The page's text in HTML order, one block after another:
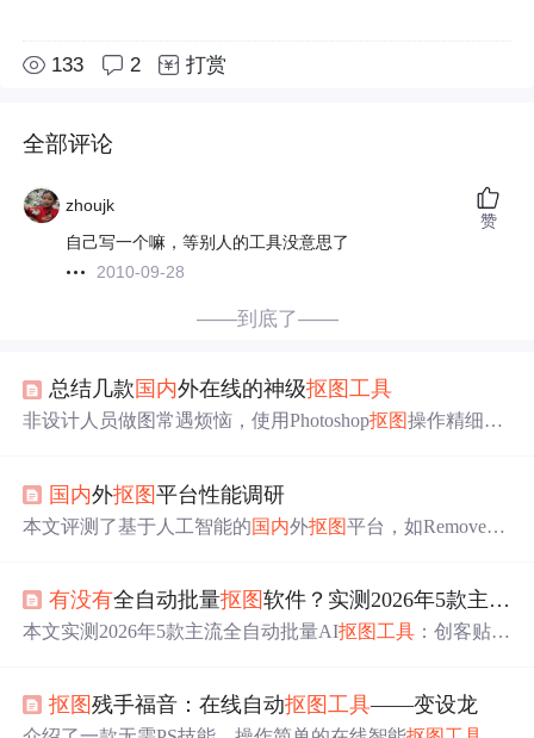
133 2 打赏
全部评论
zhoujk
自己写一个嘛，等别人的工具没意思了
2010-09-28
赞
——到底了——
总结几款 国内外在线的神级抠图工具
非设计人员做图常遇烦恼，使用Photoshop抠图操作精细。
付一般抠图基本够用，分享出来供有需要的人参考。
国内外抠图平台性能调研
本文评测了基于人工智能的国内外抠图平台，如Removeb
有没有全自动批量抠图软件？实测2026年5款主流AI自动
本文实测2026年5款主流全自动批量AI抠图 工具 ：创客贴、
度、批量能力（单次上限与稳定性）及易用性四维度量化
对比，覆盖电商、设计、自媒体等高频场景。重点评估AI
抠图残手福音：在线自动抠图 工具——变设龙